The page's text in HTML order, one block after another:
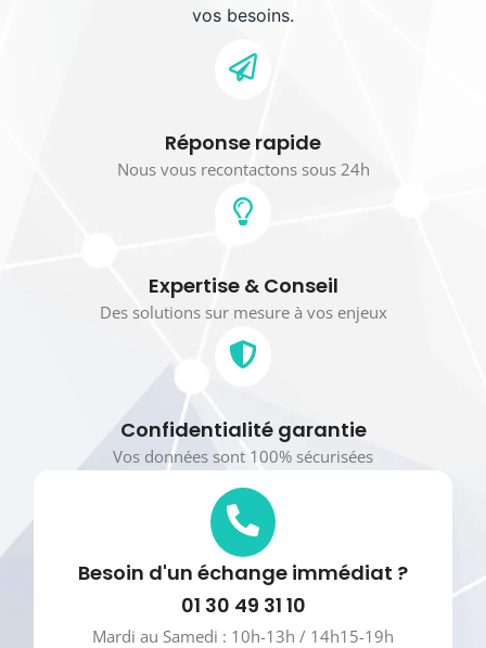
vos besoins.
Réponse rapide
Nous vous recontactons sous 24h
Expertise & Conseil
Des solutions sur mesure à vos enjeux
Confidentialité garantie
Vos données sont 100% sécurisées
Besoin d'un échange immédiat ?
01 30 49 31 10
Mardi au Samedi : 10h-13h / 14h15-19h